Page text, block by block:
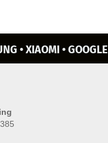
• XIAOMI •